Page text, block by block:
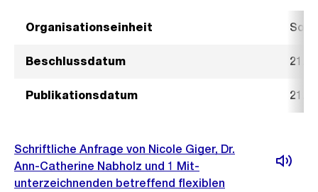
Organisationseinheit
Beschlussdatum 21.
Publikationsdatum 21.
Schriftliche Anfrage von Nicole Giger, Dr.
Ann-Catherine Nabholz und 1 Mit-
unterzeichnenden betreffend flexiblen